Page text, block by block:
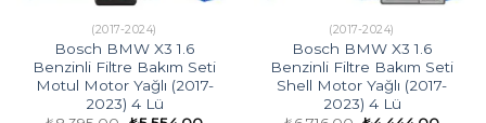
(2017-2024)
Bosch BMW X3 1.6
Benzinli Filtre Bakım Seti
Motul Motor Yağlı (2017-
2023) 4 Lü
(2017-2024)
Bosch BMW X3 1.6
Benzinli Filtre Bakım Seti
Shell Motor Yağlı (2017-
2023) 4 Lü